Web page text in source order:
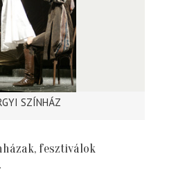
SZÍNHÁZ
fesztiválok